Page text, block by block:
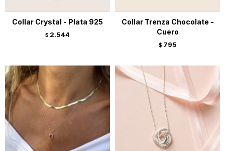
Collar Crystal - Plata 925
$ 2.544
Collar Trenza Chocolate -
Cuero
$ 795